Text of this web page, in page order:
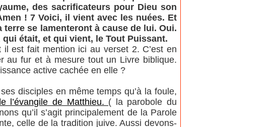
des sacrificateurs pour Dieu son
! 7 Voici, il vient avec les nuées. Et
se lamenteront à cause de lui. Oui.
était, et qui vient, le Tout Puissant.
est fait mention ici au verset 2. C’est en
au fur et à mesure tout un Livre biblique.
active cachée en elle ?
disciples en même temps qu’à la foule,
l’évangile de Matthieu. ( la parobole du
qu’il s’agit principalement de la Parole
celle de la tradition juive. Aussi devons-